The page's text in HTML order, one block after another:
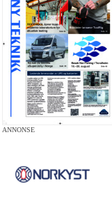
ANNONSE